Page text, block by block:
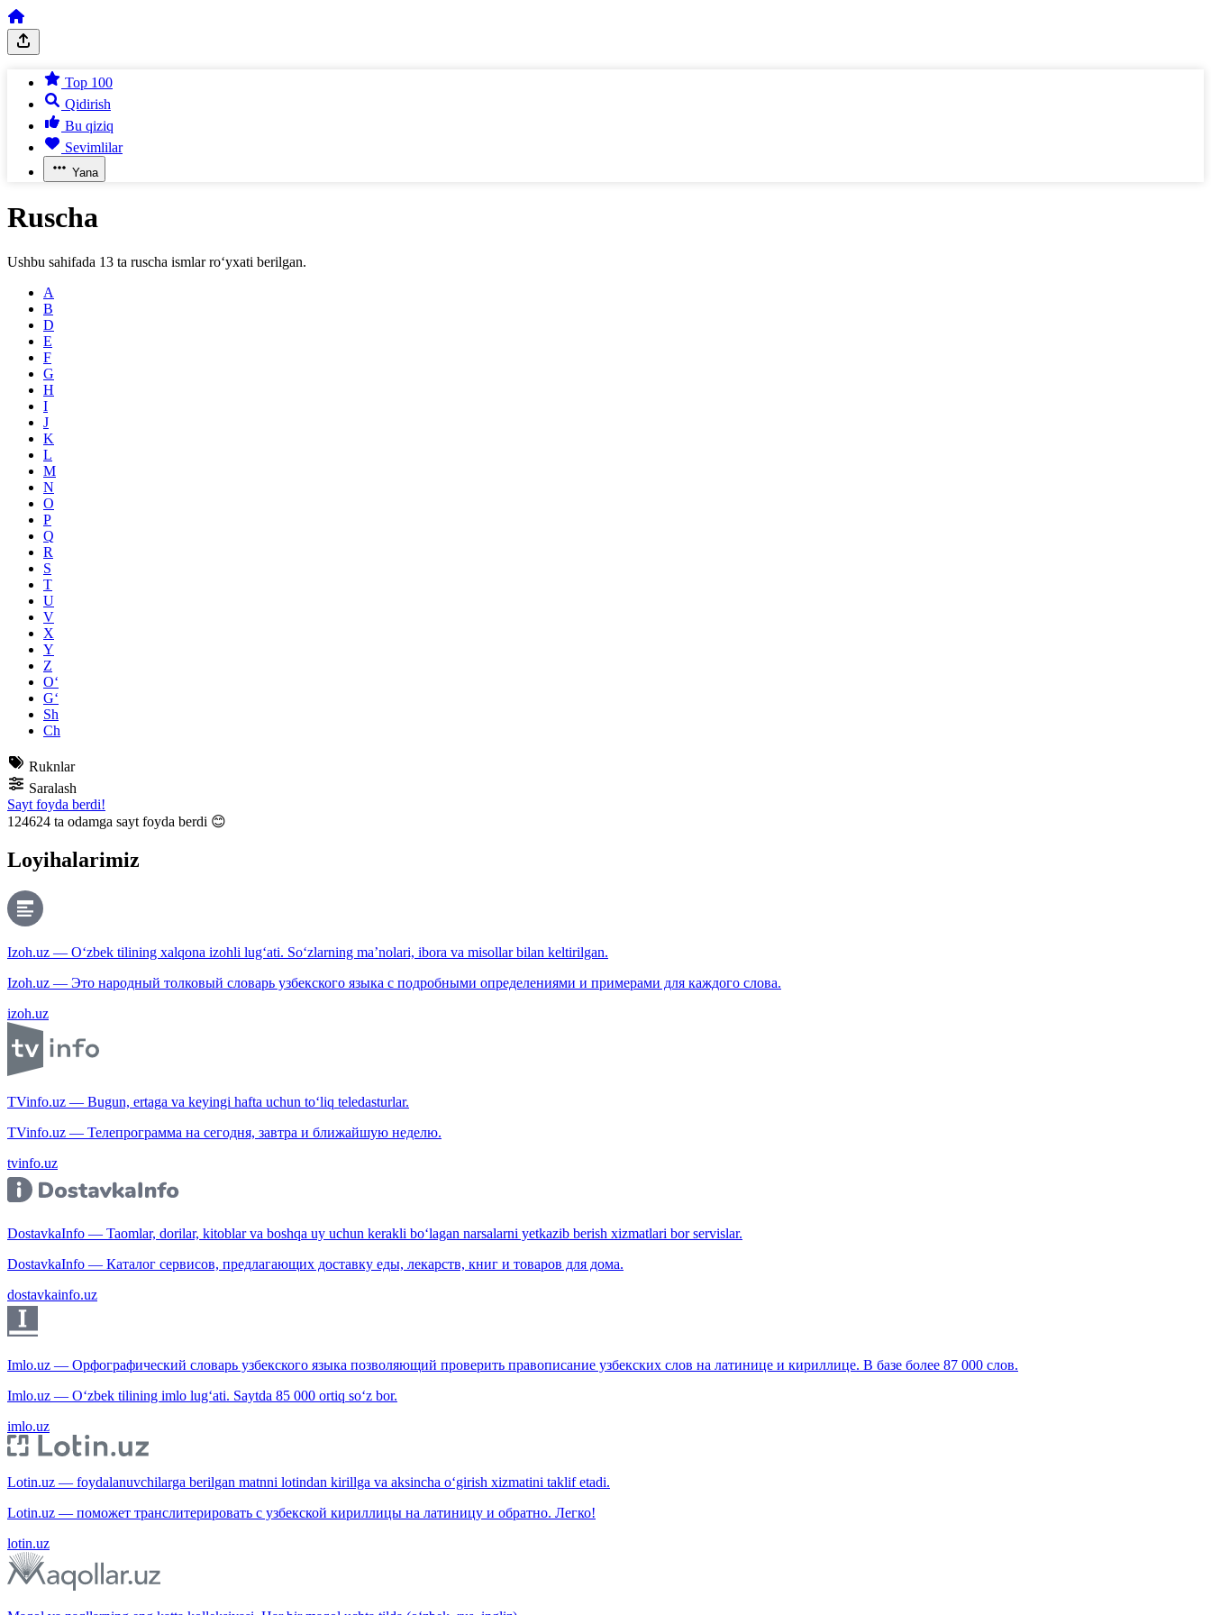
Top 100
Qidirish
Bu qiziq
Sevimlilar
Yana
Ruscha
Ushbu sahifada 13 ta ruscha ismlar ro‘yxati berilgan.
A
B
D
E
F
G
H
I
J
K
L
M
N
O
P
Q
R
S
T
U
V
X
Y
Z
O‘
G‘
Sh
Ch
Ruknlar
Saralash
Sayt foyda berdi!
124624 ta odamga sayt foyda berdi 😊
Loyihalarimiz
Izoh.uz — O‘zbek tilining xalqona izohli lug‘ati. So‘zlarning ma’nolari, ibora va misollar bilan keltirilgan.
Izoh.uz — Это народный толковый словарь узбекского языка с подробными определениями и примерами для каждого слова.
izoh.uz
TVinfo.uz — Bugun, ertaga va keyingi hafta uchun to‘liq teledasturlar.
TVinfo.uz — Телепрограмма на сегодня, завтра и ближайшую неделю.
tvinfo.uz
DostavkaInfo — Taomlar, dorilar, kitoblar va boshqa uy uchun kerakli bo‘lagan narsalarni yetkazib berish xizmatlari bor servislar.
DostavkaInfo — Каталог сервисов, предлагающих доставку еды, лекарств, книг и товаров для дома.
dostavkainfo.uz
Imlo.uz — Орфографический словарь узбекского языка позволяющий проверить правописание узбекских слов на латинице и кириллице. В базе более 87 000 слов.
Imlo.uz — O‘zbek tilining imlo lug‘ati. Saytda 85 000 ortiq so‘z bor.
imlo.uz
Lotin.uz — foydalanuvchilarga berilgan matnni lotindan kirillga va aksincha o‘girish xizmatini taklif etadi.
Lotin.uz — поможет транслитерировать с узбекской кириллицы на латиницу и обратно. Легко!
lotin.uz